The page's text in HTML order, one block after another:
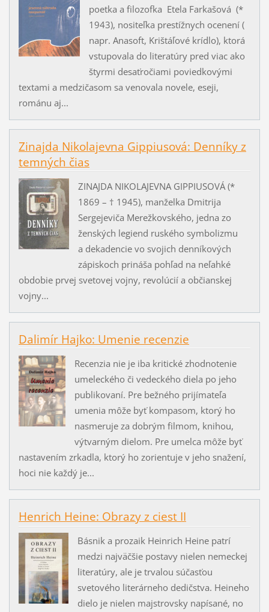
poetka a filozofka Etela Farkašová (*
1943), nositeľka prestížnych ocenení (
napr. Anasoft, Krištáľové krídlo), ktorá
vstupovala do literatúry pred viac ako
štyrmi desaťročiami poviedkovými
textami a medzičasom sa venovala novele, eseji,
románu aj...
Zinajda Nikolajevna Gippiusová: Denníky z
temných čias
ZINAJDA NIKOLAJEVNA GIPPIUSOVÁ (*
1869 – † 1945), manželka Dmitrija
Sergejeviča Merežkovského, jedna zo
ženských legiend ruského symbolizmu
a dekadencie vo svojich denníkových
zápiskoch prináša pohľad na neľahké
obdobie prvej svetovej vojny, revolúcií a občianskej
vojny...
Dalimír Hajko: Umenie recenzie
Recenzia nie je iba kritické zhodnotenie
umeleckého či vedeckého diela po jeho
publikovaní. Pre bežného prijímateľa
umenia môže byť kompasom, ktorý ho
nasmeruje za dobrým filmom, knihou,
výtvarným dielom. Pre umelca môže byť
nastavením zrkadla, ktorý ho zorientuje v jeho snažení,
hoci nie každý je...
Henrich Heine: Obrazy z ciest II
Básnik a prozaik Heinrich Heine patrí
medzi najväčšie postavy nielen nemeckej
literatúry, ale je trvalou súčasťou
svetového literárneho dedičstva. Heineho
dielo je nielen majstrovsky napísané, no